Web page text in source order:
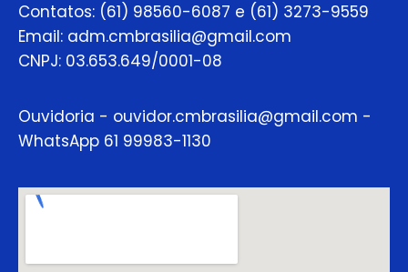
Contatos: (61) 98560-6087 e (61) 3273-9559
Email: adm.cmbrasilia@gmail.com
CNPJ: 03.653.649/0001-08
Ouvidoria - ouvidor.cmbrasilia@gmail.com -
WhatsApp 61 99983-1130